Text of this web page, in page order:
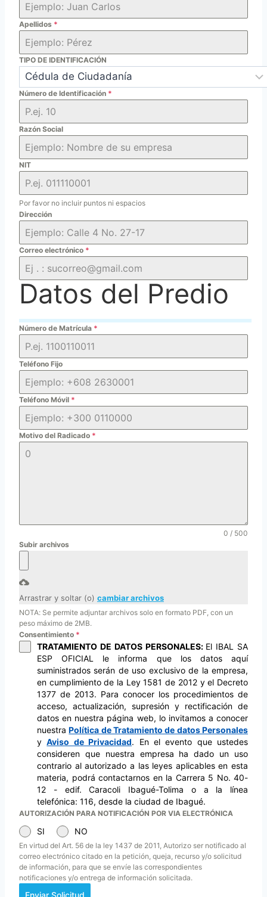
Apellidos *
TIPO DE IDENTIFICACIÓN
Número de Identificación *
Razón Social
NIT
Por favor no incluir puntos ni espacios
Dirección
Correo electrónico *
Datos del Predio
Número de Matrícula *
Teléfono Fijo
Teléfono Móvil *
Motivo del Radicado *
0 / 500
Subir archivos
Arrastrar y soltar (o) cambiar archivos
NOTA: Se permite adjuntar archivos solo en formato PDF, con un
peso máximo de 2MB.
Consentimiento *
TRATAMIENTO DE DATOS PERSONALES: El IBAL SA
ESP OFICIAL le informa que los datos aquí
suministrados serán de uso exclusivo de la empresa,
en cumplimiento de la Ley 1581 de 2012 y el Decreto
1377 de 2013. Para conocer los procedimientos de
acceso, actualización, supresión y rectificación de
datos en nuestra página web, lo invitamos a conocer
nuestraPolítica de Tratamiento de datos Personales
yAviso de Privacidad. En el evento que ustedes
consideren que nuestra empresa ha dado un uso
contrario al autorizado a las leyes aplicables en esta
materia, podrá contactarnos en la Carrera 5 No. 40-
12 - edif. Caracoli Ibagué-Tolima o a la línea
telefónica: 116, desde la ciudad de Ibagué.
AUTORIZACIÓN PARA NOTIFICACIÓN POR VIA ELECTRÓNICA
SI NO
En virtud del Art. 56 de la ley 1437 de 2011, Autorizo ser notificado al
correo electrónico citado en la petición, queja, recurso y/o solicitud
de información, para que se envíe las correspondientes
notificaciones y/o entrega de información solicitada.
Enviar Solicitud